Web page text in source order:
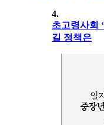
4.
초고령사회
길 정책은